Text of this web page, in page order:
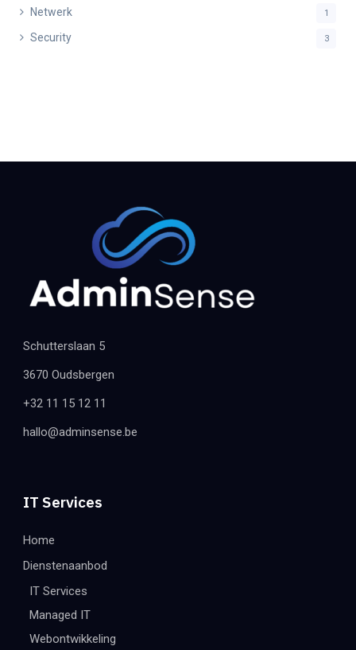
Netwerk 1
Security 3
Schutterslaan 5
3670 Oudsbergen
+32 11 15 12 11
hallo@adminsense.be
IT Services
Home
Dienstenaanbod
IT Services
Managed IT
Webontwikkeling